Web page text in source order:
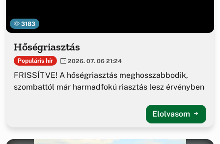
3183
Hőségriasztás
Populáris hír 2026. 07. 06 21:24
FRISSÍTVE! A hőségriasztás meghosszabbodik,
szombattól már harmadfokú riasztás lesz érvényben
Elolvasom